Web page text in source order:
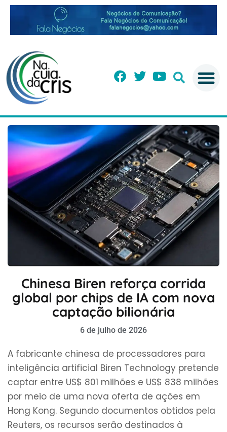
Chinesa Biren reforça corrida
global por chips de IA com nova
captação bilionária
6 de julho de 2026
A fabricante chinesa de processadores para
inteligência artificial Biren Technology pretende
captar entre US$ 801 milhões e US$ 838 milhões
por meio de uma nova oferta de ações em
Hong Kong. Segundo documentos obtidos pela
Reuters, os recursos serão destinados à